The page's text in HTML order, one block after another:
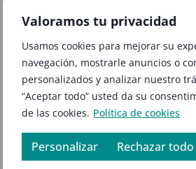
Valoramos tu privacidad
Usamos cookies para mejorar su
navegación, mostrarle anuncios o
personalizados y analizar nuestro
“Aceptar todo” usted da su
de las cookies. Política de cookies
Personalizar Rechazar todo
SAP crece
necesidades
Volviendo a la pregunta de si SAP
muchos asocian SAP con un
soluciones que les va a venir